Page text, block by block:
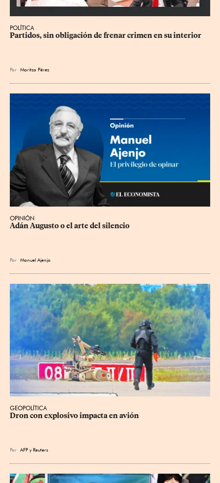
POLÍTICA
Partidos, sin obligación de frenar crimen en su interior
Por Maritza Pérez
OPINIÓN
Adán Augusto o el arte del silencio
Por Manuel Ajenjo
GEOPOLÍTICA
Dron con explosivo impacta en avión
Por AFP yReuters